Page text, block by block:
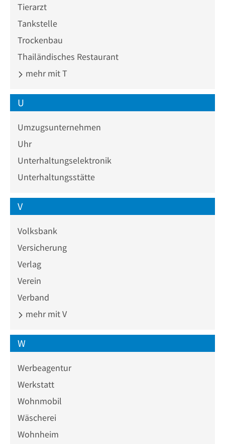
Tierarzt
Tankstelle
Trockenbau
Thailändisches Restaurant
mehr mit T
U
Umzugsunternehmen
Uhr
Unterhaltungselektronik
Unterhaltungsstätte
V
Volksbank
Versicherung
Verlag
Verein
Verband
mehr mit V
W
Werbeagentur
Werkstatt
Wohnmobil
Wäscherei
Wohnheim